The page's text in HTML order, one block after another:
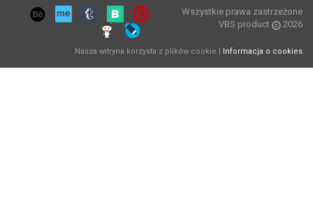
Wszystkie prawa zastrzeżone
VBS product
2026
Nasza witryna korzysta z plików cookie | Informacja o cookies